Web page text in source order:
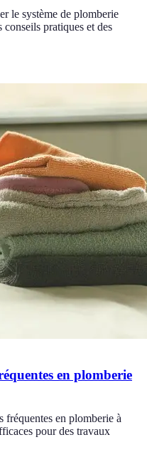
le système de plomberie
pratiques et des
en plomberie
fréquentes en plomberie à
pour des travaux